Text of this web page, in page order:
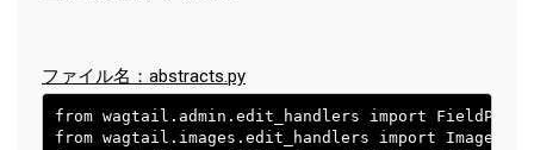
ファイル名：abstracts.py
from wagtail.admin.edit_handlers import
from wagtail.images.edit_handlers import